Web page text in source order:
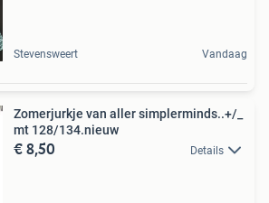
Stevensweert Vandaag
Zomerjurkje van aller simplerminds..+/_
mt 128/134.nieuw
€ 8,50 Details